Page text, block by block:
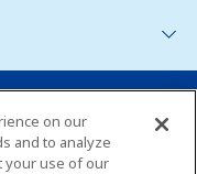
on our
and to analyze
your use of our